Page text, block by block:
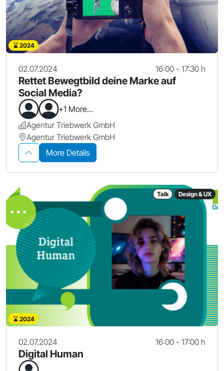
2024
02.07.2024 16:00 - 17:30 h
Rettet Bewegtbild deine Marke auf
Social Media?
+1 More...
Agentur Triebwerk GmbH
Agentur Triebwerk GmbH
More Details
Talk Design & UX
2024
02.07.2024 16:00 - 17:00 h
Digital Human